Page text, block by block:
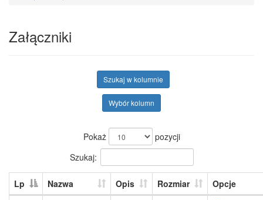
Załączniki
Szukaj w kolumnie
Wybór kolumn
Pokaż
pozycji
Szukaj:
Lp Nazwa Opis Rozmiar
Opcje